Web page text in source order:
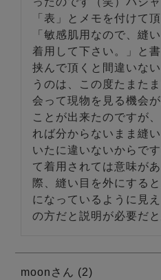
「表」とメモを付けて
「敏感肌用なので、縫
着用して下さい。」と
挟んで頂くと間違いな
うのは、この度たまた
会って現物を見る機会
ことが出来たのですが
れば分からないまま縫
いたに違いないからで
て着用されては意味が
際、縫い目を外にする
になっているように見
の方だと説明が必要だと
moon 2